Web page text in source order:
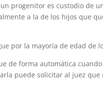
progenitor es custodio de
a la de los hijos que
por la mayoría de edad de
de forma automática cuando
puede solicitar al juez que